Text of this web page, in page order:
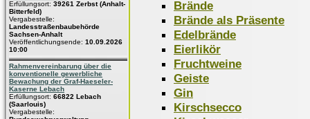
Erfüllungsort: 39261 Zerbst (Anhalt-
Bitterfeld)
Vergabestelle:
Landesstraßenbaubehörde
Sachsen-Anhalt
Veröffentlichungsende: 10.09.2026
10:00
Rahmenvereinbarung über die
konventionelle gewerbliche
Bewachung der Graf-Haeseler-
Kaserne Lebach
Erfüllungsort: 66822 Lebach
(Saarlouis)
Vergabestelle:
Brände
Brände als Präsente
Edelbrände
Eierlikör
Fruchtweine
Geiste
Gin
Kirschsecco